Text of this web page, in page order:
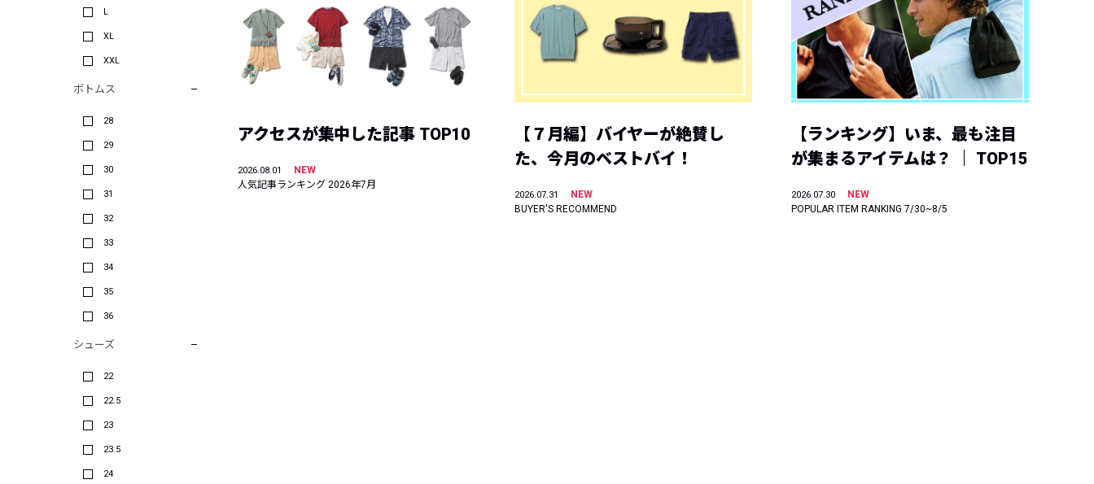
L
XL
XXL
ボトムス
28
29
30
31
32
33
34
35
36
シューズ
22
22.5
23
23.5
24
アクセスが集中した記事 TOP10
2026.08.01
NEW
人気記事ランキング 2026年7月
【７月編】バイヤーが絶賛し
た、今月のベストバイ！
2026.07.31
NEW
BUYER'S RECOMMEND
【ランキング】いま、最も注目
が集まるアイテムは？ ｜ TOP15
2026.07.30
NEW
POPULAR ITEM RANKING 7/30~8/5